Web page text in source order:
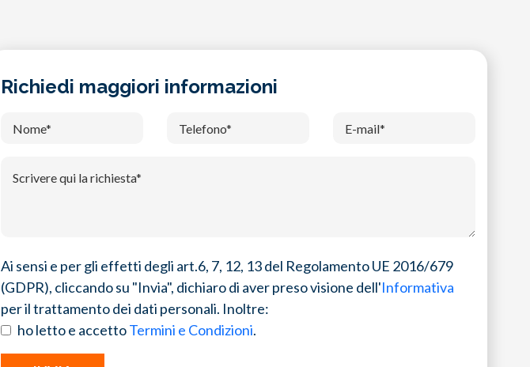
Richiedi maggiori informazioni
Ai sensi e per gli effetti degli art.6, 7, 12, 13 del Regolamento UE 2016/679
(GDPR), cliccando su "Invia", dichiaro di aver preso visione dell'Informativa
per il trattamento dei dati personali. Inoltre:
ho letto e accettoTermini e Condizioni.